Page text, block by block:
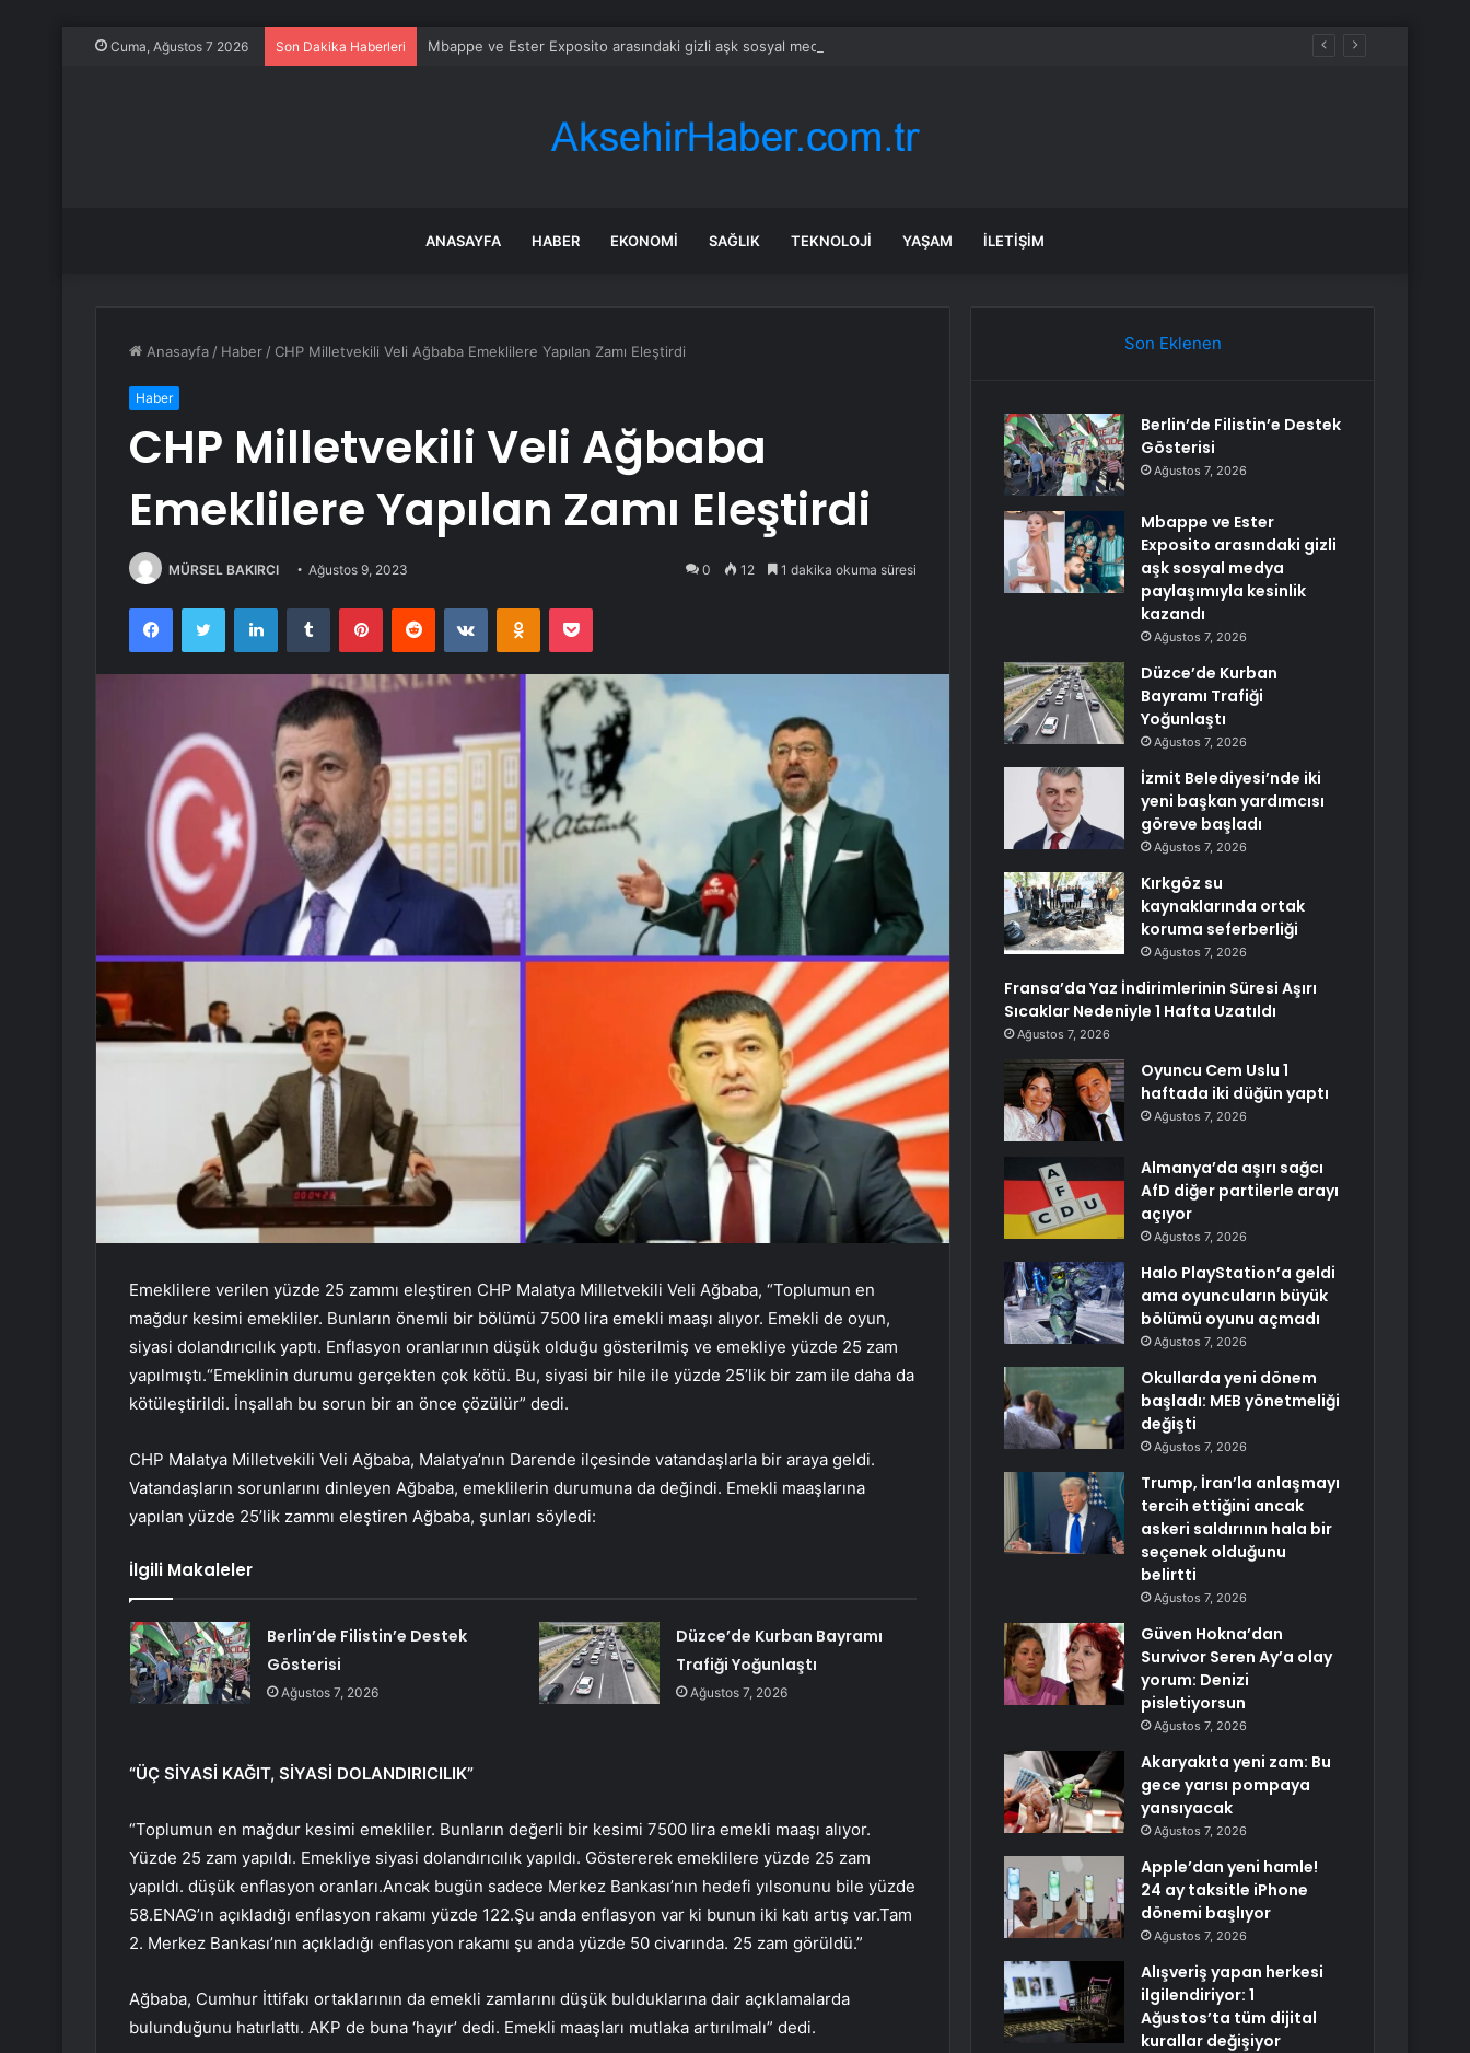
Cuma, Ağustos 7 2026 Son Dakika Haberleri Mbappe ve Ester Exposito arasındaki gizli aşk sosyal medya paylaşımıyla kesinlik kazandı
ANASAYFA HABER EKONOMI SAĞLIK TEKNOLOJI YAŞAM İLETIŞIM
Anasayfa / Haber / CHP Milletvekili Veli Ağbaba Emeklilere Yapılan Zamı Eleştirdi
Haber
CHP Milletvekili Veli Ağbaba
Emeklilere Yapılan Zamı Eleştirdi
MÜRSEL BAKIRCI Ağustos 9, 2023 0 12 1 dakika okuma süresi
FacebookTwitter LinkedInTumblr PinterestReddit VKontakteOdnoklassniki
Pocket
Emeklilere verilen yüzde 25 zammı eleştiren CHP Malatya Milletvekili Veli Ağbaba, “Toplumun en
mağdur kesimi emekliler. Bunların önemli bir bölümü 7500 lira emekli maaşı alıyor. Emekli de oyun,
siyasi dolandırıcılık yaptı. Enflasyon oranlarının düşük olduğu gösterilmiş ve emekliye yüzde 25 zam
yapılmıştı.“Emeklinin durumu gerçekten çok kötü. Bu, siyasi bir hile ile yüzde 25’lik bir zam ile daha da
kötüleştirildi. İnşallah bu sorun bir an önce çözülür” dedi.
CHP Malatya Milletvekili Veli Ağbaba, Malatya’nın Darende ilçesinde vatandaşlarla bir araya geldi.
Vatandaşların sorunlarını dinleyen Ağbaba, emeklilerin durumuna da değindi. Emekli maaşlarına
yapılan yüzde 25’lik zammı eleştiren Ağbaba, şunları söyledi:
İlgili Makaleler
Berlin’de Filistin’e Destek
Gösterisi
Ağustos 7, 2026
Düzce’de Kurban Bayramı
Trafiği Yoğunlaştı
Ağustos 7, 2026
“ÜÇ SİYASİ KAĞIT, SİYASİ DOLANDIRICILIK”
“Toplumun en mağdur kesimi emekliler. Bunların değerli bir kesimi 7500 lira emekli maaşı alıyor.
Yüzde 25 zam yapıldı. Emekliye siyasi dolandırıcılık yapıldı. Göstererek emeklilere yüzde 25 zam
yapıldı. düşük enflasyon oranları.Ancak bugün sadece Merkez Bankası’nın hedefi yılsonunu bile yüzde
58.ENAG’ın açıkladığı enflasyon rakamı yüzde 122.Şu anda enflasyon var ki bunun iki katı artış var.Tam
2. Merkez Bankası’nın açıkladığı enflasyon rakamı şu anda yüzde 50 civarında. 25 zam görüldü.”
Ağbaba, Cumhur İttifakı ortaklarının da emekli zamlarını düşük bulduklarına dair açıklamalarda
bulunduğunu hatırlattı. AKP de buna ‘hayır’ dedi. Emekli maaşları mutlaka artırılmalı” dedi.
Son Eklenen
Berlin’de Filistin’e Destek
Gösterisi
Ağustos 7, 2026
Mbappe ve Ester
Exposito arasındaki gizli
aşk sosyal medya
paylaşımıyla kesinlik
kazandı
Ağustos 7, 2026
Düzce’de Kurban
Bayramı Trafiği
Yoğunlaştı
Ağustos 7, 2026
İzmit Belediyesi’nde iki
yeni başkan yardımcısı
göreve başladı
Ağustos 7, 2026
Kırkgöz su
kaynaklarında ortak
koruma seferberliği
Ağustos 7, 2026
Fransa’da Yaz İndirimlerinin Süresi Aşırı
Sıcaklar Nedeniyle 1 Hafta Uzatıldı
Ağustos 7, 2026
Oyuncu Cem Uslu 1
haftada iki düğün yaptı
Ağustos 7, 2026
Almanya’da aşırı sağcı
AfD diğer partilerle arayı
açıyor
Ağustos 7, 2026
Halo PlayStation’a geldi
ama oyuncuların büyük
bölümü oyunu açmadı
Ağustos 7, 2026
Okullarda yeni dönem
başladı: MEB yönetmeliği
değişti
Ağustos 7, 2026
Trump, İran’la anlaşmayı
tercih ettiğini ancak
askeri saldırının hala bir
seçenek olduğunu
belirtti
Ağustos 7, 2026
Güven Hokna’dan
Survivor Seren Ay’a olay
yorum: Denizi
pisletiyorsun
Ağustos 7, 2026
Akaryakıta yeni zam: Bu
gece yarısı pompaya
yansıyacak
Ağustos 7, 2026
Apple’dan yeni hamle!
24 ay taksitle iPhone
dönemi başlıyor
Ağustos 7, 2026
Alışveriş yapan herkesi
ilgilendiriyor: 1
Ağustos’ta tüm dijital
kurallar değişiyor